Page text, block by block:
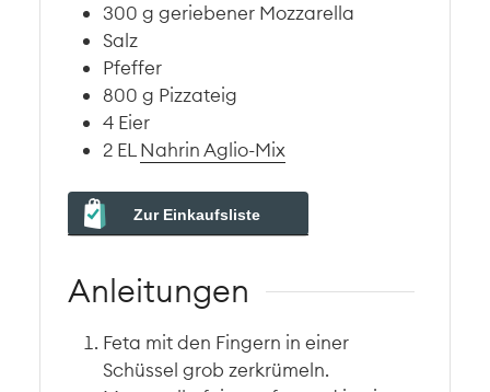
300 g geriebener Mozzarella
Salz
Pfeffer
800 g Pizzateig
4 Eier
2 EL Nahrin Aglio-Mix
Zur Einkaufsliste
Anleitungen
Feta mit den Fingern in einer
Schüssel grob zerkrümeln.